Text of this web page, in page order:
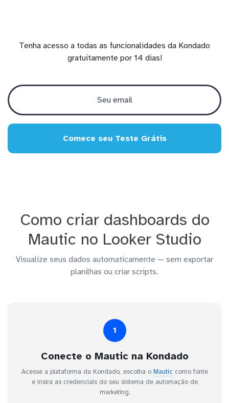
Tenha acesso a todas as funcionalidades da Kondado
gratuitamente por 14 dias!
Comece seu Teste Grátis
Como criar dashboards do
Mautic no Looker Studio
Visualize seus dados automaticamente — sem exportar
planilhas ou criar scripts.
1
Conecte o Mautic na Kondado
Acesse a plataforma da Kondado, escolha o Mautic como fonte
e insira as credenciais do seu sistema de automação de
marketing.